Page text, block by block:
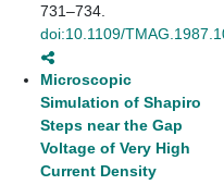
731–734.
doi:10.1109/
Microscopic
Simulation of Shapiro
Steps near the Gap
Voltage of Very High
Current Density